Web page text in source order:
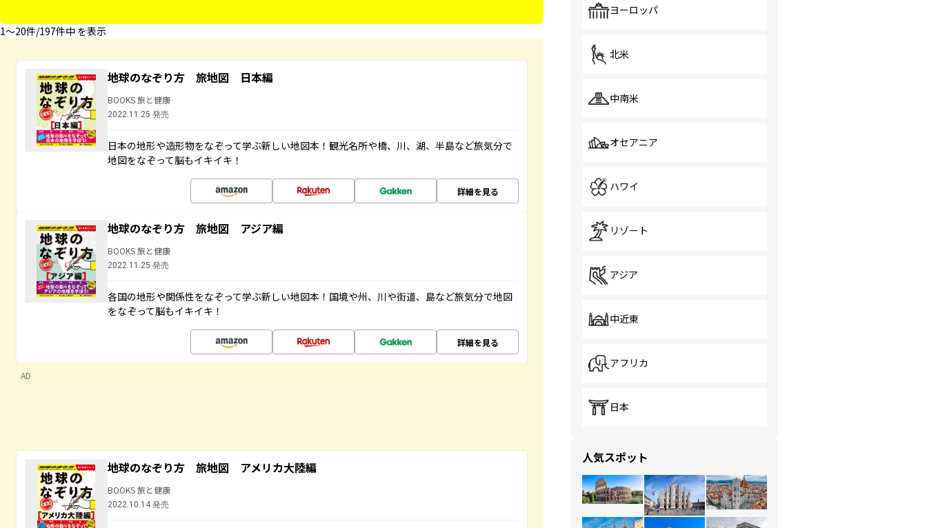
1〜20件/197件中 を表示
地球のなぞり方 旅地図 日本編
BOOKS 旅と健康
2022.11.25 発売
日本の地形や造形物をなぞって学ぶ新しい地図本！観光名所や橋、川、湖、半島など旅気分で
地図をなぞって脳もイキイキ！
詳細を見る
地球のなぞり方 旅地図 アジア編
BOOKS 旅と健康
2022.11.25 発売
各国の地形や関係性をなぞって学ぶ新しい地図本！国境や州、川や街道、島など旅気分で地図
をなぞって脳もイキイキ！
詳細を見る
AD
地球のなぞり方 旅地図 アメリカ大陸編
BOOKS 旅と健康
2022.10.14 発売
ヨーロッパ
北米
中南米
オセアニア
ハワイ
リゾート
アジア
中近東
アフリカ
日本
人気スポット